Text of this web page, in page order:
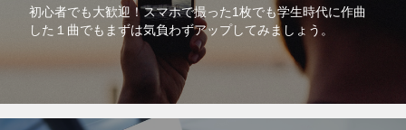
初心者でも大歓迎！スマホで撮った1枚でも学生時代に作曲
した１曲でもまずは気負わずアップしてみましょう。